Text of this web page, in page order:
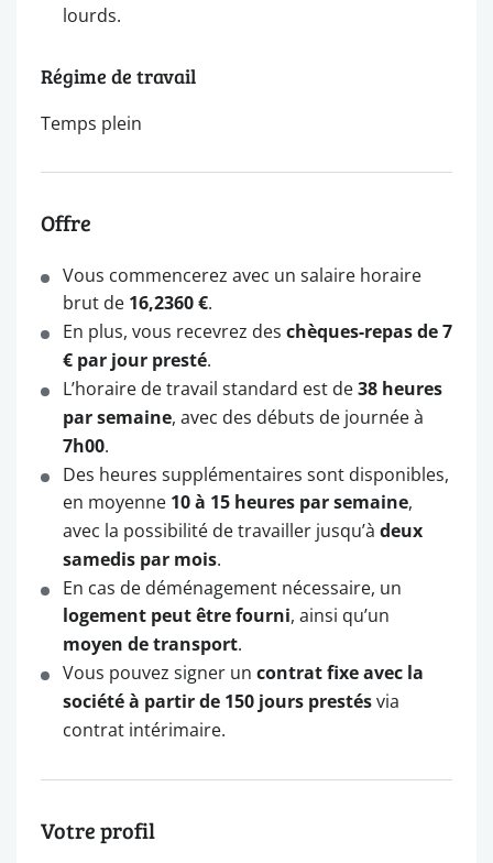
lourds.
Régime de travail
Temps plein
Offre
Vous commencerez avec un salaire horaire
brut de 16,2360 €.
En plus, vous recevrez des chèques-repas de 7
€ par jour presté.
L’horaire de travail standard est de38 heures
par semaine, avec des débuts de journée à
7h00.
Des heures supplémentaires sont disponibles,
en moyenne 10 à 15 heures par semaine,
avec la possibilité de travailler jusqu’à deux
samedis par mois.
En cas de déménagement nécessaire, un
logement peut être fourni, ainsi qu’un
moyen de transport.
Vous pouvez signer un contrat fixe avec la
société à partir de 150 jours prestésvia
contrat intérimaire.
Votre profil